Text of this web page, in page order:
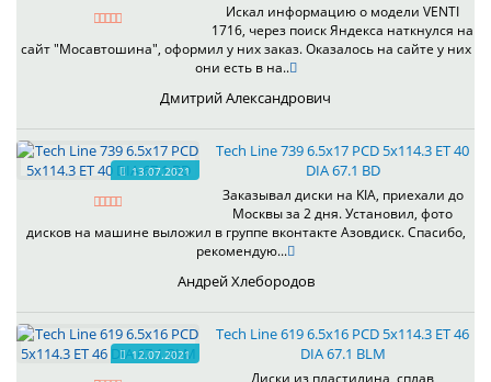
Искал информацию о модели VENTI
1716, через поиск Яндекса наткнулся на
сайт "Мосавтошина", оформил у них заказ. Оказалось на сайте у них
они есть в на..
Дмитрий Александрович
13.07.2021
Tech Line 739 6.5x17 PCD 5x114.3 ET 40
DIA 67.1 BD
Заказывал диски на KIA, приехали до
Москвы за 2 дня. Установил, фото
дисков на машине выложил в группе вконтакте Азовдиск. Спасибо,
рекомендую...
Андрей Хлебородов
12.07.2021
Tech Line 619 6.5x16 PCD 5x114.3 ET 46
DIA 67.1 BLM
Диски из пластилина, сплав